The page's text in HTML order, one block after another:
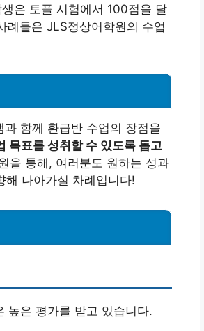
은 토플 시험에서 100점을 달
례들은 JLS정상어학원의 수업
함께 환급반 수업의 장점을
목표를 성취할 수 있도록 돕고
을 통해, 여러분도 원하는 성과
해 나아가실 차례입니다!
높은 평가를 받고 있습니다.